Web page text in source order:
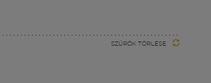
SZŰRŐK TÖRLÉSE